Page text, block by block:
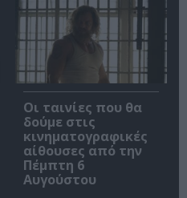
Οι ταινίες που θα
δούμε στις
κινηματογραφικές
αίθουσες από την
Πέμπτη 6
Αυγούστου